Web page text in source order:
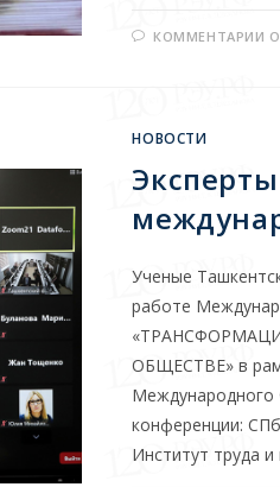
КОММЕНТАРИИ
НОВОСТИ
Ученые
работе
ОБЩЕСТВЕ» в
Международного
конференции:
Институт труда